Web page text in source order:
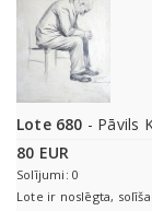
Lote 680 - Pāvils
80 EUR
Solījumi: 0
Lote ir noslēgta,